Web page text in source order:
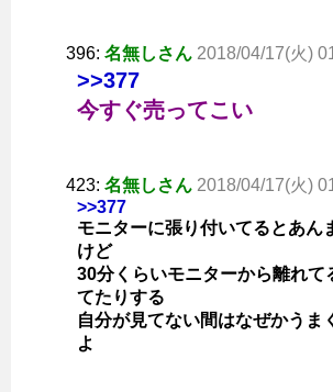
396: 名無しさん 2018/04/17(火)
>>377
今すぐ売ってこい
423: 名無しさん 2018/04/17(火)
>>377
モニターに張り付いてるとあん
けど
30分くらいモニターから離れて
てたりする
自分が見てない間はなぜかうま
よ